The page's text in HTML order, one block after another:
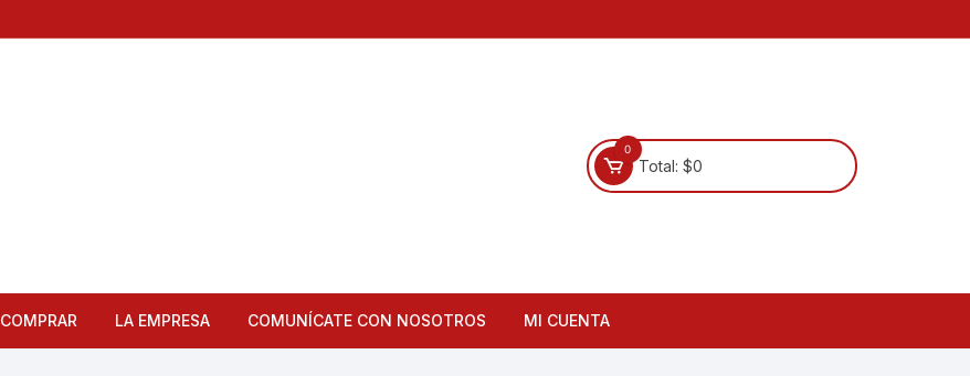
0
Total: $0
COMPRAR LA EMPRESA COMUNÍCATE CON NOSOTROS MI CUENTA